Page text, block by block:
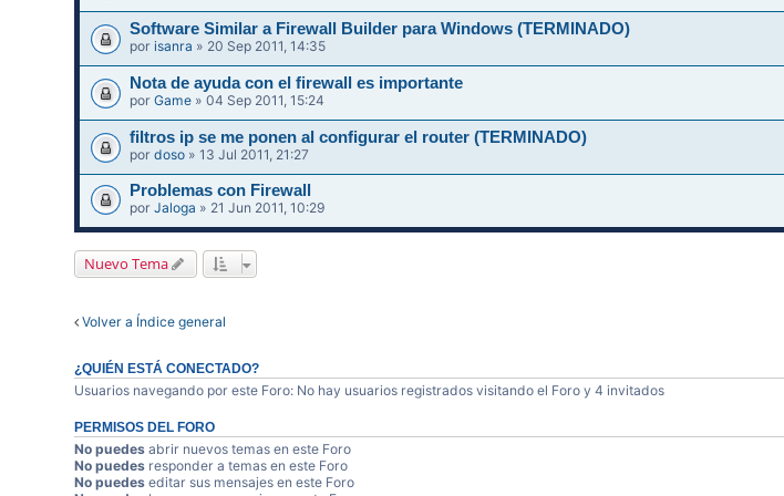
Software Similar a Firewall Builder para Windows (TERMINADO)
porisanra » 20 Sep 2011, 14:35
Nota de ayuda con el firewall es importante
porGame » 04 Sep 2011, 15:24
filtros ip se me ponen al configurar el router (TERMINADO)
pordoso » 13 Jul 2011, 21:27
Problemas con Firewall
porJaloga » 21 Jun 2011, 10:29
Nuevo Tema
Volver a Índice general
¿QUIÉN ESTÁ CONECTADO?
Usuarios navegando por este Foro: No hay usuarios registrados visitando el Foro y 4 invitados
PERMISOS DEL FORO
No puedes abrir nuevos temas en este Foro
No puedes responder a temas en este Foro
No puedes editar sus mensajes en este Foro